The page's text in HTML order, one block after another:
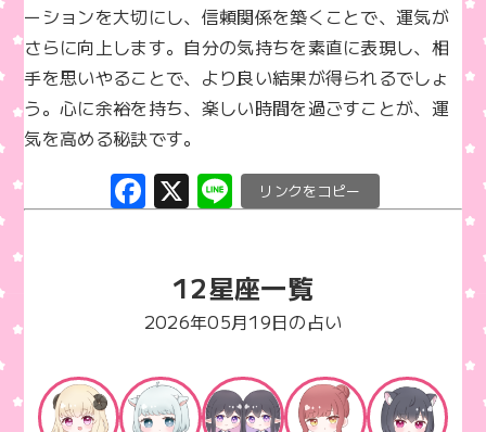
ーションを大切にし、信頼関係を築くことで、運気が
さらに向上します。自分の気持ちを素直に表現し、相
手を思いやることで、より良い結果が得られるでしょ
う。心に余裕を持ち、楽しい時間を過ごすことが、運
気を高める秘訣です。
F
a
b
o
o
X Li
n
C
o
Li
n
k
12星座一覧
2026年05月19日の占い